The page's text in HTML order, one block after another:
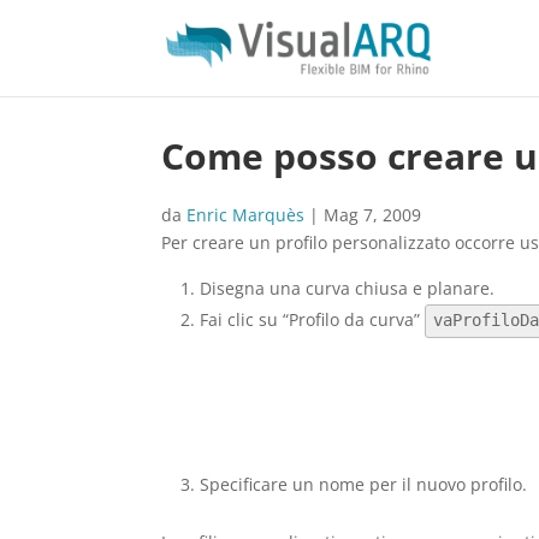
Come posso creare
da Enric Marquès | Mag 7, 2009
Per creare un profilo personalizzato occorre
Disegna una curva chiusa e planare.
Fai clic su “Profilo da curva”
Specificare un nome per il nuovo profilo.